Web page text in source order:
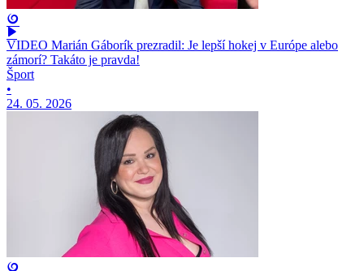
VIDEO Marián Gáborík prezradil: Je lepší hokej v Európe alebo
zámorí? Takáto je pravda!
Šport
•
24. 05. 2026